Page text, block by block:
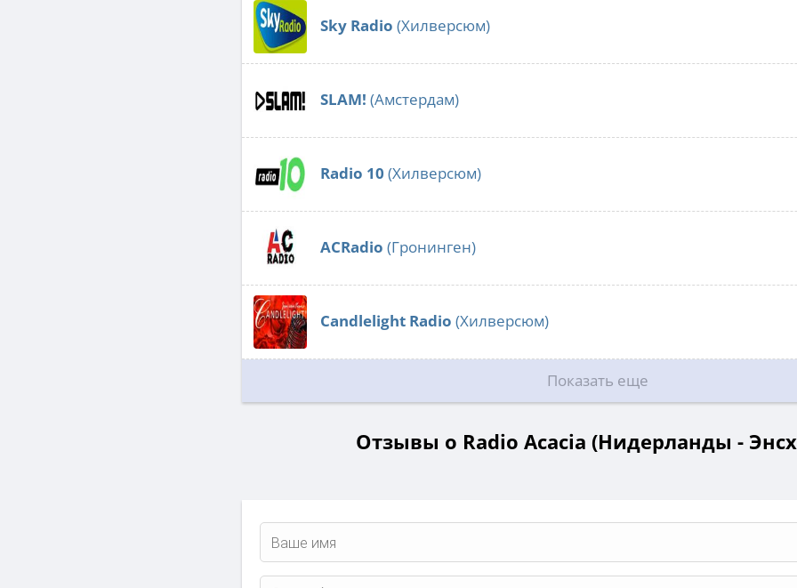
Sky Radio (Хилверсюм)
SLAM! (Амстердам)
Radio 10 (Хилверсюм)
ACRadio (Гронинген)
Candlelight Radio (Хилверсюм)
Показать еще
Отзывы о Radio Acacia (Нидерланды -